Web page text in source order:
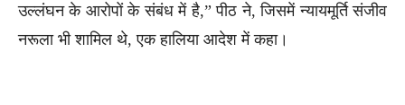
उल्लंघन के आरोपों के संबंध में है,” पीठ ने, जिसमें न्यायमूर्ति संजीव
नरूला भी शामिल थे, एक हालिया आदेश में कहा।